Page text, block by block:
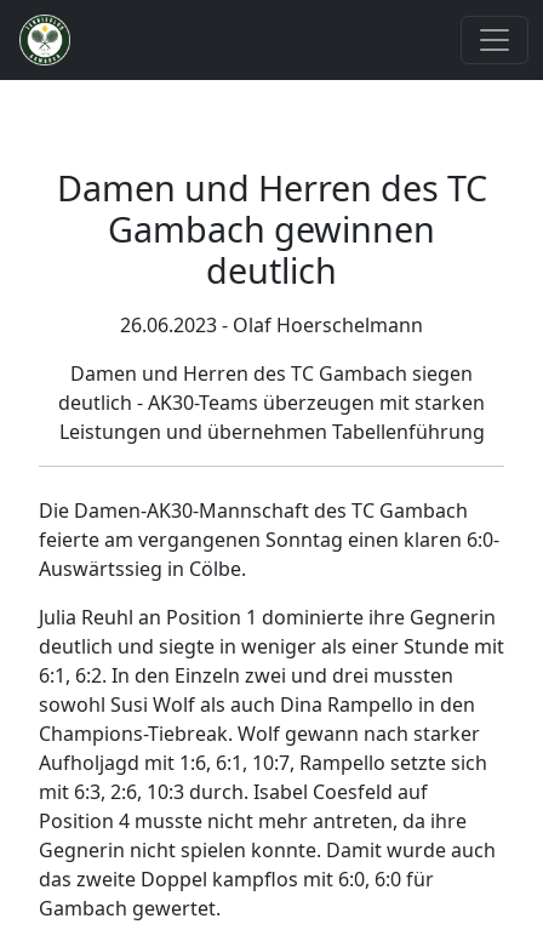
Damen und Herren des TC
Gambach gewinnen
deutlich
26.06.2023 - Olaf Hoerschelmann
Damen und Herren des TC Gambach siegen
deutlich - AK30-Teams überzeugen mit starken
Leistungen und übernehmen Tabellenführung
Die Damen-AK30-Mannschaft des TC Gambach
feierte am vergangenen Sonntag einen klaren 6:0-
Auswärtssieg in Cölbe.
Julia Reuhl an Position 1 dominierte ihre Gegnerin
deutlich und siegte in weniger als einer Stunde mit
6:1, 6:2. In den Einzeln zwei und drei mussten
sowohl Susi Wolf als auch Dina Rampello in den
Champions-Tiebreak. Wolf gewann nach starker
Aufholjagd mit 1:6, 6:1, 10:7, Rampello setzte sich
mit 6:3, 2:6, 10:3 durch. Isabel Coesfeld auf
Position 4 musste nicht mehr antreten, da ihre
Gegnerin nicht spielen konnte. Damit wurde auch
das zweite Doppel kampflos mit 6:0, 6:0 für
Gambach gewertet.